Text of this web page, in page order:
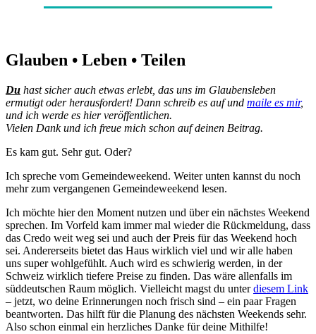
Glauben • Leben • Teilen
Du hast sicher auch etwas erlebt, das uns im Glaubensleben
ermutigt oder herausfordert! Dann schreib es auf und maile es mir,
und ich werde es hier veröffentlichen.
Vielen Dank und ich freue mich schon auf deinen Beitrag.
Es kam gut. Sehr gut. Oder?
Ich spreche vom Gemeindeweekend. Weiter unten kannst du noch
mehr zum vergangenen Gemeindeweekend lesen.
Ich möchte hier den Moment nutzen und über ein nächstes Weekend
sprechen. Im Vorfeld kam immer mal wieder die Rückmeldung, dass
das Credo weit weg sei und auch der Preis für das Weekend hoch
sei. Andererseits bietet das Haus wirklich viel und wir alle haben
uns super wohlgefühlt. Auch wird es schwierig werden, in der
Schweiz wirklich tiefere Preise zu finden. Das wäre allenfalls im
süddeutschen Raum möglich. Vielleicht magst du unterdiesem Link
– jetzt, wo deine Erinnerungen noch frisch sind – ein paar Fragen
beantworten. Das hilft für die Planung des nächsten Weekends sehr.
Also schon einmal ein herzliches Danke für deine Mithilfe!